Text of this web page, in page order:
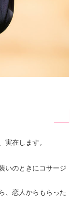
実在します。
いのときにコサージ
、恋人からもらった